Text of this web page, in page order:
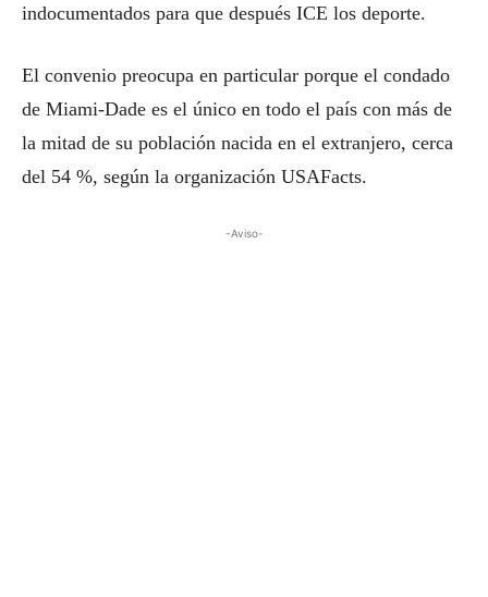
indocumentados para que después ICE los deporte.
El convenio preocupa en particular porque el condado
de Miami-Dade es el único en todo el país con más de
la mitad de su población nacida en el extranjero, cerca
del 54 %, según la organización USAFacts.
-Aviso-